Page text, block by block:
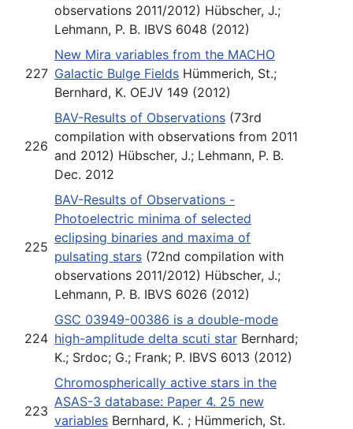
observations 2011/2012) Hübscher, J.;
Lehmann, P. B. IBVS 6048 (2012)
227
New Mira variables from the MACHO
Galactic Bulge Fields Hümmerich, St.;
Bernhard, K. OEJV 149 (2012)
226
BAV-Results of Observations (73rd
compilation with observations from 2011
and 2012) Hübscher, J.; Lehmann, P. B.
Dec. 2012
225
BAV-Results of Observations -
Photoelectric minima of selected
eclipsing binaries and maxima of
pulsating stars (72nd compilation with
observations 2011/2012) Hübscher, J.;
Lehmann, P. B. IBVS 6026 (2012)
224
GSC 03949-00386 is a double-mode
high-amplitude delta scuti star Bernhard;
K.; Srdoc; G.; Frank; P. IBVS 6013 (2012)
223
Chromospherically active stars in the
ASAS-3 database: Paper 4. 25 new
variables Bernhard, K. ; Hümmerich, St.